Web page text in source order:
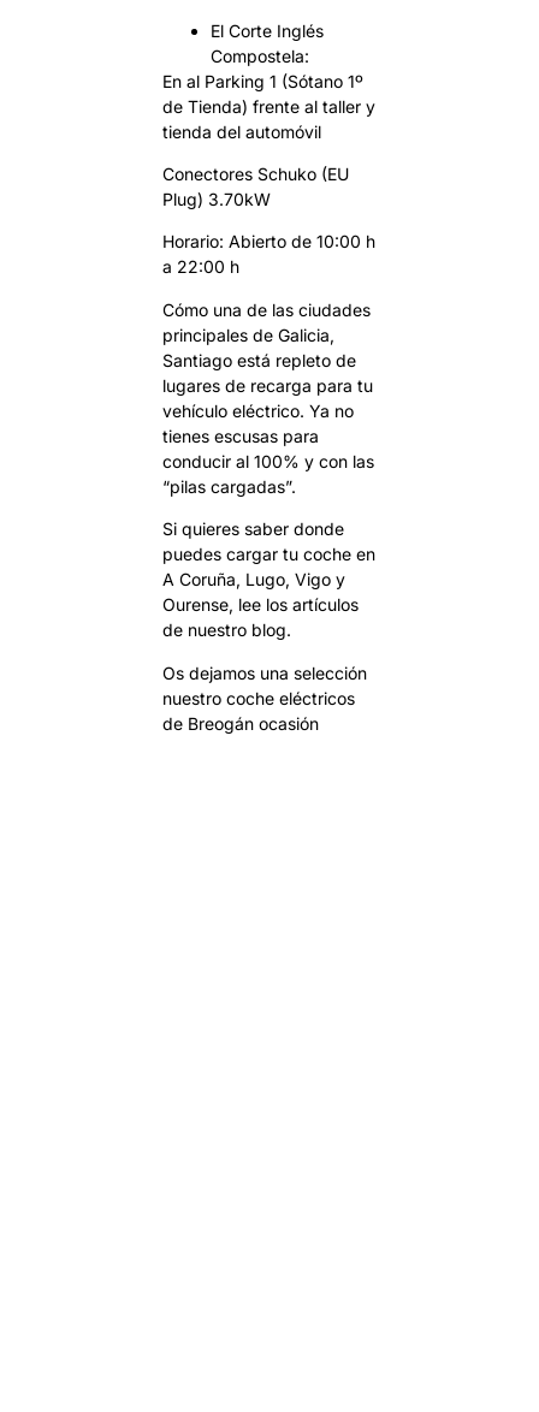
El Corte Inglés
Compostela:
En al Parking 1 (Sótano 1º
de Tienda) frente al taller y
tienda del automóvil
Conectores Schuko (EU
Plug) 3.70kW
Horario: Abierto de 10:00 h
a 22:00 h
Cómo una de las ciudades
principales de Galicia,
Santiago está repleto de
lugares de recarga para tu
vehículo eléctrico. Ya no
tienes escusas para
conducir al 100% y con las
“pilas cargadas”.
Si quieres saber donde
puedes cargar tu coche en
A Coruña, Lugo, Vigoy
Ourense, lee los artículos
de nuestro blog.
Os dejamos una selección
nuestro coche eléctricos
de Breogán ocasión